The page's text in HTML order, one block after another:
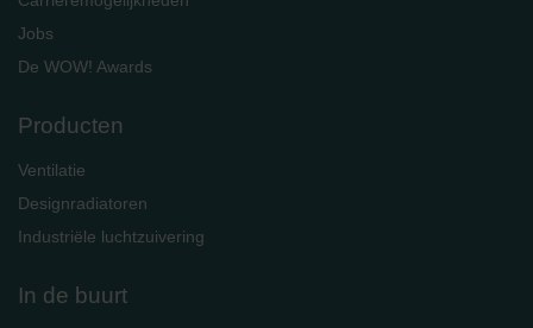
Zehnder Group UK Limited: Privacy Policy
Jobs
De WOW! Awards
Producten
Ventilatie
Designradiatoren
Industriële luchtzuivering
In de buurt